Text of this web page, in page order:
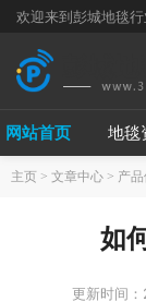
欢迎来到彭城地毯
网站首页 地毯
主页 > 文章中心 > 产
如
更新时间